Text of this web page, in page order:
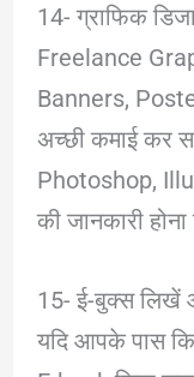
14- ग्राफिक
Freelance
Banners,
अच्छी कमाई कर
Photoshop,
की जानकारी
15- ई-बुक्स
यदि आपके पास